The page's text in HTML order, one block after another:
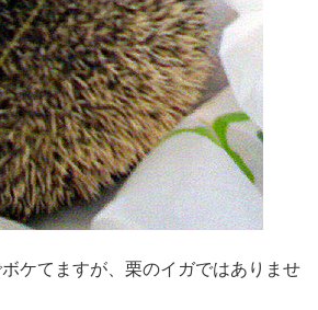
ケてますが、栗のイガではありませ